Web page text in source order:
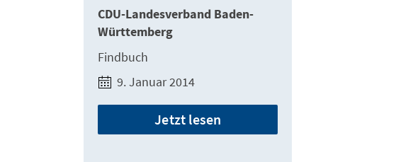
CDU-Landesverband Baden-
Württemberg
Findbuch
9. Januar 2014
Jetzt lesen